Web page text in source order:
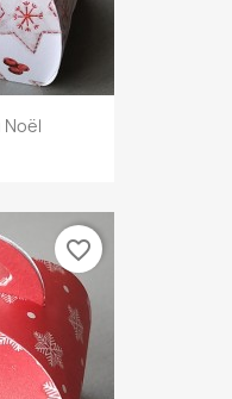
favorite_border